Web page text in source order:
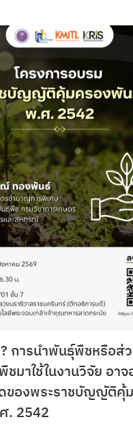
การนำพันธุ์พืชหรือส่
ชมาใช้ในงานวิจัย อา
ของพระราชบัญญัติคุ้
. 2542